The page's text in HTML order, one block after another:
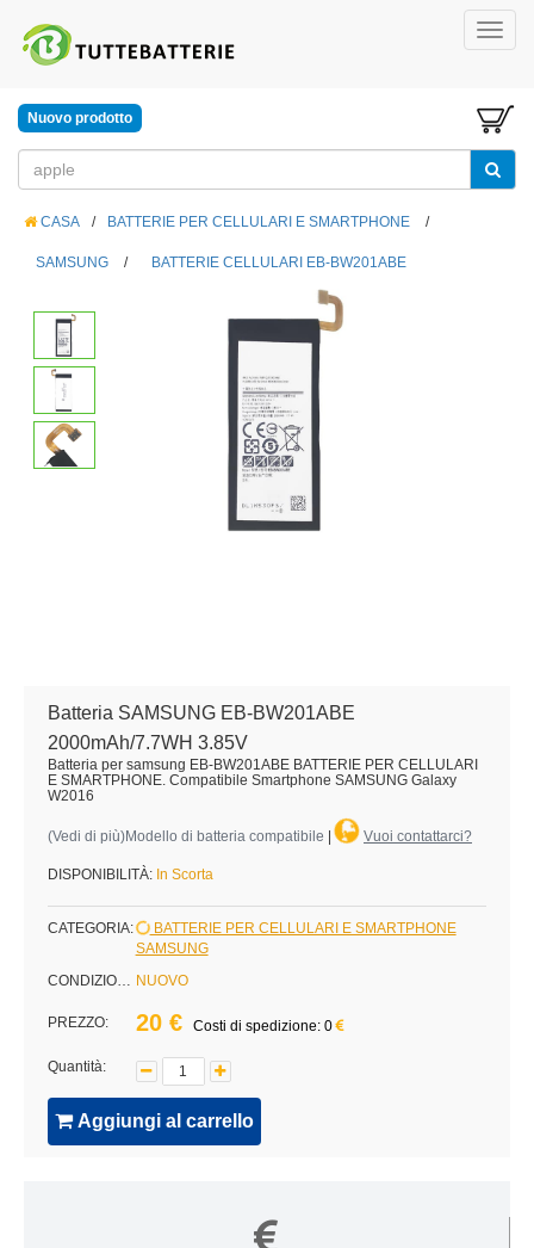
Nuovo prodotto
CASA / BATTERIE PER CELLULARI E SMARTPHONE /
SAMSUNG / BATTERIE CELLULARI EB-BW201ABE
Batteria SAMSUNG EB-BW201ABE
2000mAh/7.7WH 3.85V
Batteria per samsung EB-BW201ABE BATTERIE PER CELLULARI
E SMARTPHONE. Compatibile Smartphone SAMSUNG Galaxy
W2016
(Vedi di più)Modello di batteria compatibile Vuoi contattarci?
DISPONIBILITÀ: In Scorta
CATEGORIA:
BATTERIE PER CELLULARI E SMARTPHONE
SAMSUNG
CONDIZIONE: NUOVO
PREZZO: 20 € Costi di spedizione: 0
Quantità:
Aggiungi al carrello